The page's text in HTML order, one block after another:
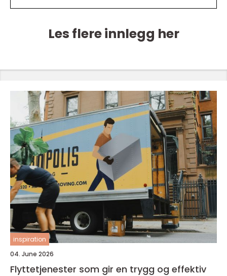
Les flere innlegg her
inspiration
04. June 2026
Flyttetjenester som gir en trygg og effektiv